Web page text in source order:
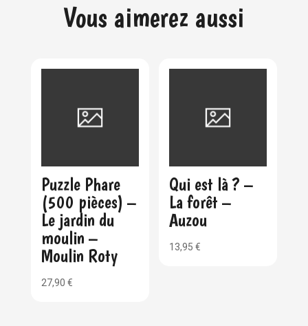
Vous aimerez aussi
Puzzle Phare
(500 pièces) –
Le jardin du
moulin –
Moulin Roty
27,90 €
Qui est là ? –
La forêt –
Auzou
13,95€